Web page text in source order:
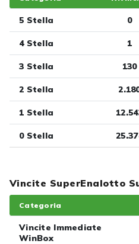
Vincite SuperEnalotto
Categoria
Vincite Immediate
WinBox
5 Stella 0
4 Stella 1
3 Stella 130
2 Stella
1 Stella
0 Stella